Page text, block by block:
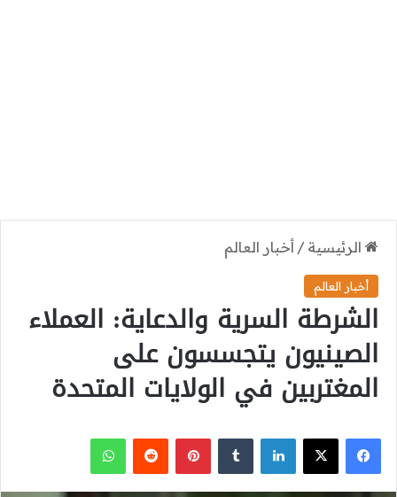
الرئيسية / أخبار العالم
أخبار العالم
الشرطة السرية والدعاية: العملاء
الصينيون يتجسسون على
المغتربين في الولايات المتحدة
فيسبوك
‫X لينكدإن بينتيريست واتساب